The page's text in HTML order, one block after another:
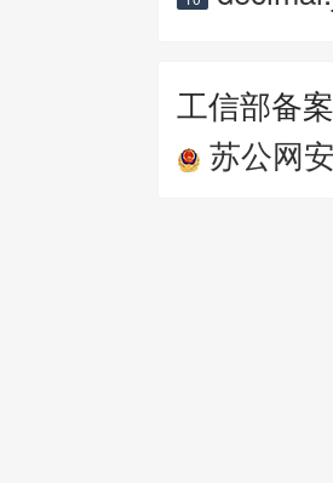
工信部备案
苏公网